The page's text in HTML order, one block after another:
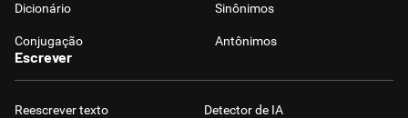
Dicionário Sinônimos
Conjugação Antônimos
Escrever
Reescrever texto Detector de IA